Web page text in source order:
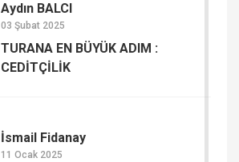
Aydın BALCI
03 Şubat 2025
TURANA EN BÜYÜK ADIM :
CEDİTÇİLİK
İsmail Fidanay
11 Ocak 2025